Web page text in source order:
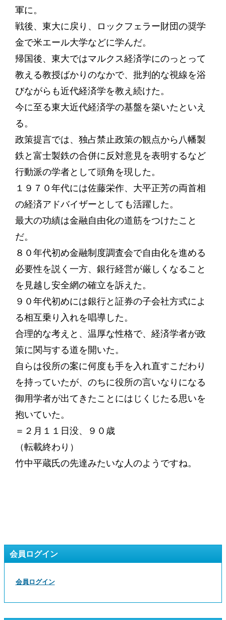
軍に。
戦後、東大に戻り、ロックフェラー財団の奨学
金で米エール大学などに学んだ。
帰国後、東大ではマルクス経済学にのっとって
教える教授ばかりのなかで、批判的な視線を浴
びながらも近代経済学を教え続けた。
今に至る東大近代経済学の基盤を築いたといえ
る。
政策提言では、独占禁止政策の観点から八幡製
鉄と富士製鉄の合併に反対意見を表明するなど
行動派の学者として頭角を現した。
１９７０年代には佐藤栄作、大平正芳の両首相
の経済アドバイザーとしても活躍した。
最大の功績は金融自由化の道筋をつけたこと
だ。
８０年代初め金融制度調査会で自由化を進める
必要性を説く一方、銀行経営が厳しくなること
を見越し安全網の確立を訴えた。
９０年代初めには銀行と証券の子会社方式によ
る相互乗り入れを唱導した。
合理的な考えと、温厚な性格で、経済学者が政
策に関与する道を開いた。
自らは役所の案に何度も手を入れ直すこだわり
を持っていたが、のちに役所の言いなりになる
御用学者が出てきたことにはじくじたる思いを
抱いていた。
＝２月１１日没、９０歳
（転載終わり）
竹中平蔵氏の先達みたいな人のようですね。
会員ログイン
会員ログイン